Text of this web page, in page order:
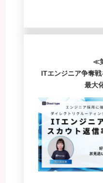
≪
ITエンジニア争奪
最大